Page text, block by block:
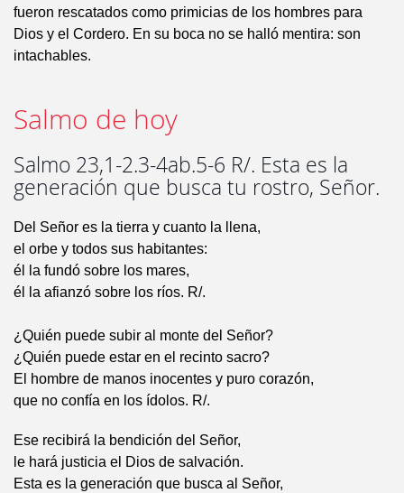
fueron rescatados como primicias de los hombres para
Dios y el Cordero. En su boca no se halló mentira: son
intachables.
Salmo de hoy
Salmo 23,1-2.3-4ab.5-6 R/. Esta es la
generación que busca tu rostro, Señor.
Del Señor es la tierra y cuanto la llena,
el orbe y todos sus habitantes:
él la fundó sobre los mares,
él la afianzó sobre los ríos. R/.
¿Quién puede subir al monte del Señor?
¿Quién puede estar en el recinto sacro?
El hombre de manos inocentes y puro corazón,
que no confía en los ídolos. R/.
Ese recibirá la bendición del Señor,
le hará justicia el Dios de salvación.
Esta es la generación que busca al Señor,